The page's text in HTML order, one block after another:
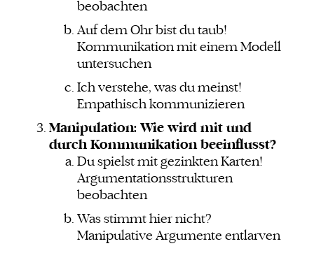
beobachten
Auf dem Ohr bist du taub!
Kommunikation mit einem Modell
untersuchen
Ich verstehe, was du meinst!
Empathisch kommunizieren
Manipulation: Wie wird mit und
durch Kommunikation beeinflusst?
Du spielst mit gezinkten Karten!
Argumentationsstrukturen
beobachten
Was stimmt hier nicht?
Manipulative Argumente entlarven